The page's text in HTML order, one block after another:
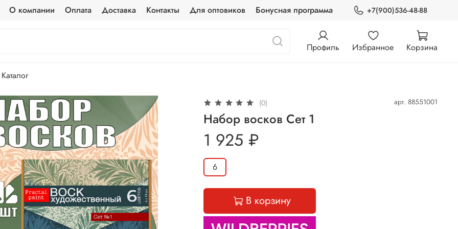
О компании Оплата Доставка Контакты Для оптовиков Бонусная программа +7(900)536-48-88
Профиль Избранное Корзина
Каталог
(0) арт. 88551001
Набор восков Сет 1
1 925 ₽
6
В корзину